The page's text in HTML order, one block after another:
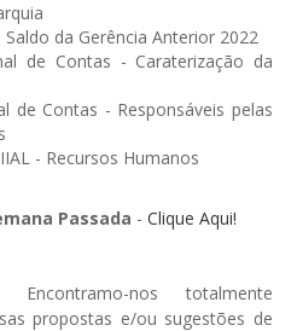
AP
da Gerência Anterior 2022
de Contas - Caraterização da
de Contas - Responsáveis pelas
- Recursos Humanos
Passada - Clique Aqui!
nos totalmente
propostas e/ou sugestões de